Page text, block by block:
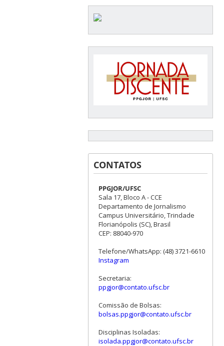
CONTATOS
PPGJOR/UFSC
Sala 17, Bloco A - CCE
Departamento de Jornalismo
Campus Universitário, Trindade
Florianópolis (SC), Brasil
CEP: 88040-970
Telefone/WhatsApp: (48) 3721-6610
Instagram
Secretaria:
ppgjor@contato.ufsc.br
Comissão de Bolsas:
bolsas.ppgjor@contato.ufsc.br
Disciplinas Isoladas:
isolada.ppgjor@contato.ufsc.br